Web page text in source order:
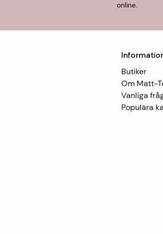
online.
Butiker
Om Matt-
Vanliga
Populära